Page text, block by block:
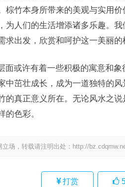
棕竹本身所带来的美观与实用
为人们的生活增添诸多乐趣。
求出发，欣赏和呵护这一美丽的
面或许有着一些积极的寓意和
中茁壮成长，成为一道独特的
的真正意义所在。无论风水之
的色彩。
场，转载请注明出处： http://
打赏